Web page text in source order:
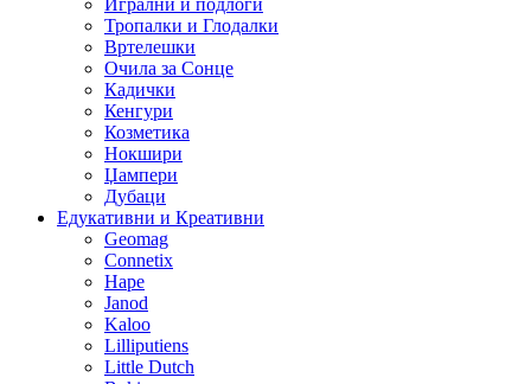
Игрални и подлоги
Тропалки и Глодалки
Вртелешки
Очила за Сонце
Кадички
Кенгури
Козметика
Нокшири
Џампери
Дубаци
Едукативни и Креативни
Geomag
Connetix
Hape
Janod
Kaloo
Lilliputiens
Little Dutch